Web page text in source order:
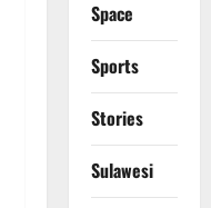
Space
Sports
Stories
Sulawesi